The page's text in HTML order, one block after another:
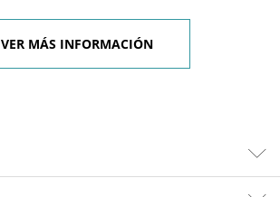
VER MÁS INFORMACIÓN